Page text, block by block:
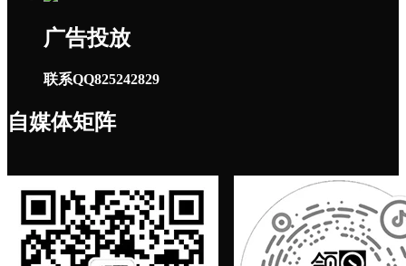
广告投放
联系QQ825242829
自媒体矩阵